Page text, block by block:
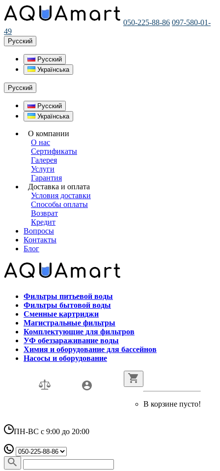
050-225-88-86 097-580-01-
49
Русский
Русский
Українська
Русский
Русский
Українська
О компании
О нас
Сертификаты
Галерея
Услуги
Гарантия
Доставка и оплата
Условия доставки
Способы оплаты
Возврат
Кредит
Вопросы
Контакты
Блог
Фильтры питьевой воды
Фильтры бытовой воды
Сменные картриджи
Магистральные фильтры
Комплектующие для фильтров
УФ обеззараживание воды
Химия и оборудование для бассейнов
Насосы и оборудование
В корзине пусто!
ПН-ВС с 9:00 до 20:00